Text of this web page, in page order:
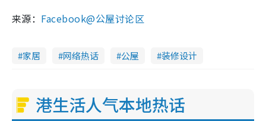
来源： Facebook@公屋讨论区
家居 网络热话 公屋 装修设计
港生活人气本地热话